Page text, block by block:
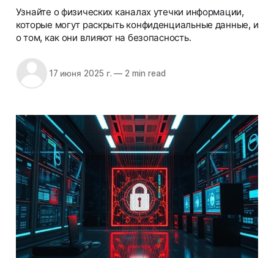
Узнайте о физических каналах утечки информации,
которые могут раскрыть конфиденциальные данные, и
о том, как они влияют на безопасность.
17 июня 2025 г. — 2 min read